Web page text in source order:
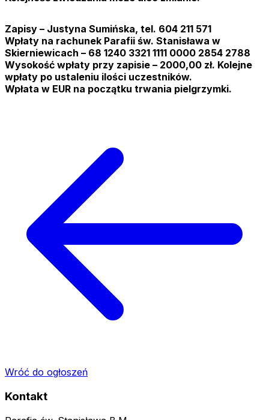
Zapisy – Justyna Sumińska, tel. 604 211 571
Wpłaty na rachunek Parafii św. Stanisława w
Skierniewicach – 68 1240 3321 1111 0000 2854 2788
Wysokość wpłaty przy zapisie – 2000,00 zł. Kolejne
wpłaty po ustaleniu ilości uczestników.
Wpłata w EUR na początku trwania pielgrzymki.
Wróć do ogłoszeń
Kontakt